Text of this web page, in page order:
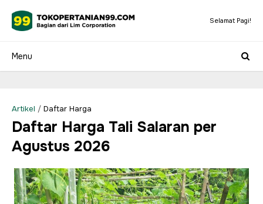
Selamat Pagi!
Artikel / Daftar Harga
Daftar Harga Tali Salaran per
Agustus 2026